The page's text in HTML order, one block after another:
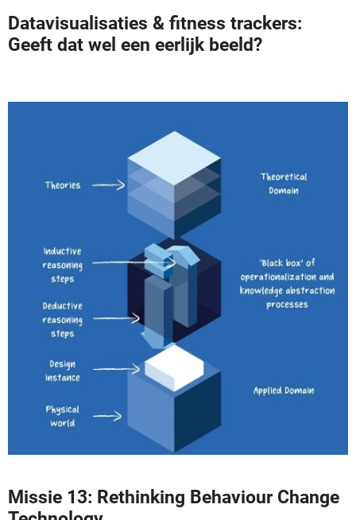
Datavisualisaties & fitness trackers:
Geeft dat wel een eerlijk beeld?
Missie 13: Rethinking Behaviour Change